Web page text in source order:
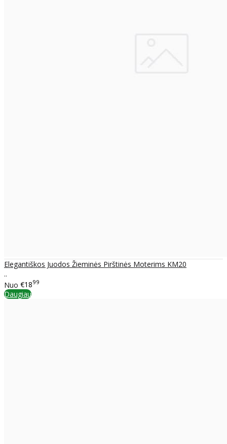
Elegantiškos Juodos Žieminės Pirštinės Moterims KM20
..
Nuo €1899
Daugiau